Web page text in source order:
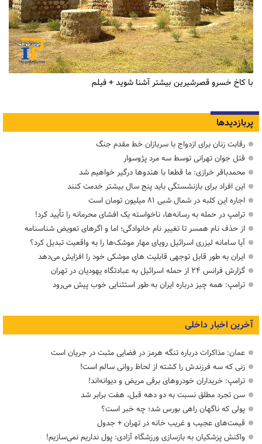
با کاخ خسرو قصرشیرین بیشتر آشنا شوید + فیلم
پربازدیدها
رقابت زنان برای ازدواج با سربازان خط مقدم جنگ
قتل جوان تهرانی توسط سه مرد پژوسوار
محمدباقر خرازی: ما قطعا با هندوها درگیر خواهیم شد
این افراد برای بازنشستگی باید پنج سال بیشتر خدمت کنند
اجاره این کلبه در شمال شبی ۸۱ میلیون تومان است
ترامپ در حمله‌ به رسانه‌ها، ناخواسته یک افشای محرمانه را تأیید کرد!
از حذف نام همسر تا تغییر نام خانوادگی؛ اما و اگرهای تعویض شناسنامه
آیا سامانه لیزری اسرائیل رویای مهار موشک‌ها را به واقعیت تبدیل کرد؟
ایران به طور قابل توجهی قابلیت های موشکی خود را افزایش می‌دهد
گزارش فرانس ۲۴ از حمله اسرائیل به عبادتگاه یهودیان در تهران
ترامپ: همه چیز درباره ایران به طور استثنایی خوب پیش می‌رود
آخرین اخبار داخلی
عمان: مذاکرات درباره تنگه هرمز در فضایی مثبت در جریان است
زنی که سه فرزندش را کشته از لحاظ روانی سالم است!
ترامپ: خریداران خودروهای برقی مریض و دیوانه‌اند!
سن تجرد مطلق نسبت به دو دهه قبل، هفت برابر شد
پولی که ناگهان راهی بورس شد؛ چه خبر است؟
قیمت‌های عجیب و غریب خانه در تهران + جدول
واکنش پزشکیان به بازسازی ورزشگاه آزادی: پول نداریم نمی‌سازیم!